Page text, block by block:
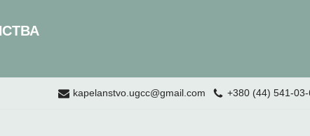
kapelanstvo.ugcc@gmail.com +380 (44) 541-